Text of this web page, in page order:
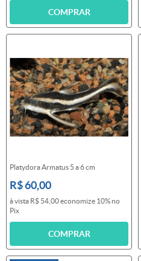
COMPRAR
Platydora Armatus 5 a 6 cm
R$ 60,00
à vista R$ 54,00economize 10% no
Pix
COMPRAR